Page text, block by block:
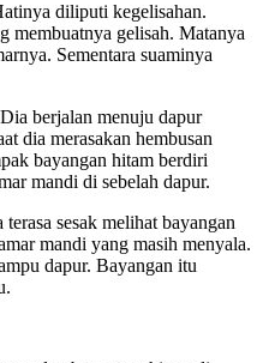
diliputi kegelisahan.
membuatnya gelisah. Matanya
Sementara suaminya
berjalan menuju dapur
dia merasakan hembusan
bayangan hitam berdiri
mandi di sebelah dapur.
sesak melihat bayangan
mandi yang masih menyala.
dapur. Bayangan itu